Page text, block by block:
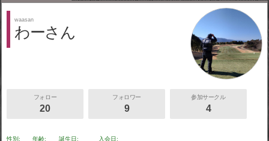
waasan
わーさん
フォロー
20
フォロワー
9
参加サークル
4
性別 年齢 誕生日 入会日